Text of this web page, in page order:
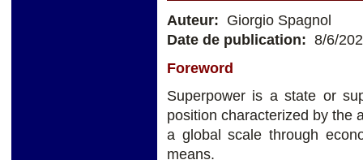
Auteur: Giorgio Spagnol
Date de publication: 8/6/
Foreword
Superpower is a state or
position characterized by the
a global scale through
means.